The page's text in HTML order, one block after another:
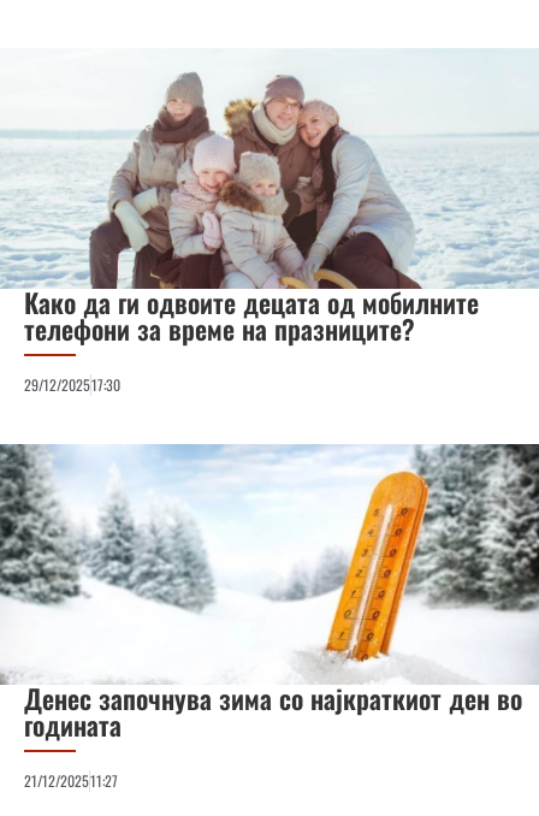
Како да ги одвоите децата од мобилните
телефони за време на празниците?
29/12/202517:30
Денес започнува зима со најкраткиот ден во
годината
21/12/202511:27